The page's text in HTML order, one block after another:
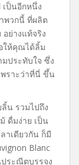
เป็นอีกหนึ่ง
พวกนี้ ที่ผลิต
ย่างแท้จริง
ให้คุณได้ลิ้ม
ประทับใจ ซึ่ง
ราะว่าที่นี่ ขึ้น
น รวมไปถึง
ดื่มง่าย เป็น
าเดียวกัน ก็มี
Blanc
ระณีตบรรจง